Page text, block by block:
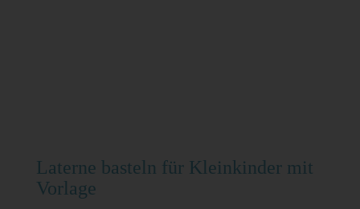
Laterne basteln für Kleinkinder mit
Vorlage